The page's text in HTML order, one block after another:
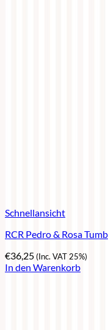
Schnellansicht
RCR Pedro & Rosa
€36,25(Inc. VAT 25%)
In den Warenkorb